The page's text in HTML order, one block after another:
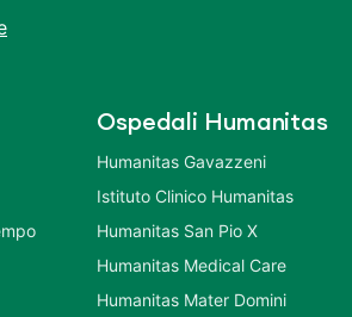
Ospedali Humanitas
Humanitas Gavazzeni
Istituto Clinico Humanitas
Humanitas San Pio X
Humanitas Medical Care
Humanitas Mater Domini